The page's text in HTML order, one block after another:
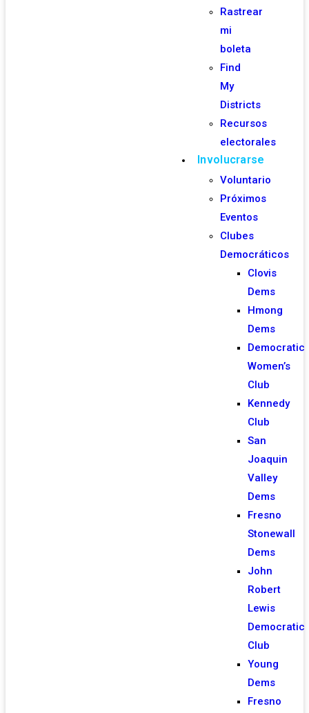
Rastrear
mi
boleta
Find
My
Districts
Recursos
electorales
Involucrarse
Voluntario
Próximos
Eventos
Clubes
Democráticos
Clovis
Dems
Hmong
Dems
Democratic
Women’s
Club
Kennedy
Club
San
Joaquin
Valley
Dems
Fresno
Stonewall
Dems
John
Robert
Lewis
Democratic
Club
Young
Dems
Fresno